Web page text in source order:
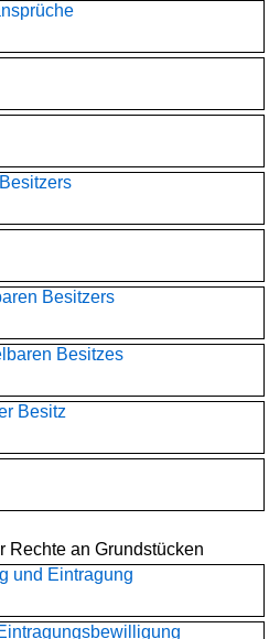
Besitzers
Besitzes
Besitz
Rechte an Grundstücken
und Eintragung